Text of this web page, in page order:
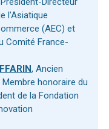
l'Asiatique
(AEC) et
Comité France-
, Ancien
honoraire du
de la Fondation